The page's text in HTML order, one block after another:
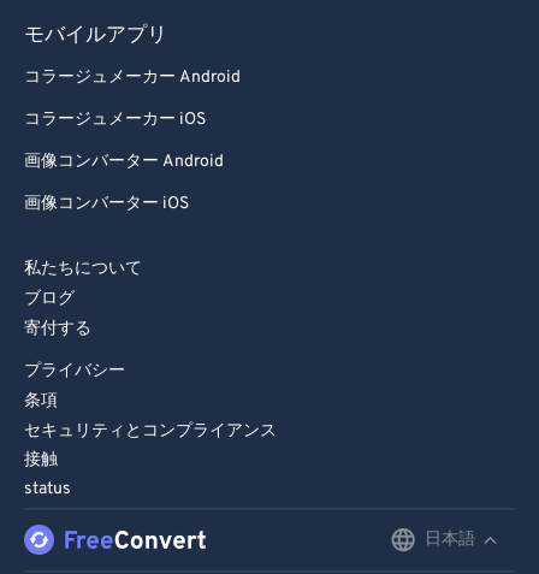
モバイルアプリ
コラージュメーカー Android
コラージュメーカー iOS
画像コンバーター Android
画像コンバーター iOS
私たちについて
ブログ
寄付する
プライバシー
条項
セキュリティとコンプライアンス
接触
status
日本語